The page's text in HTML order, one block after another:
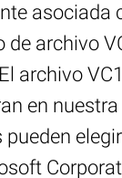
archivo
archivo
en